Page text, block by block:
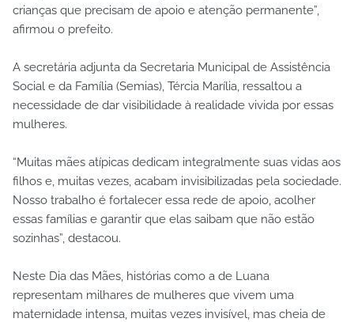
crianças que precisam de apoio e atenção permanente”,
afirmou o prefeito.
A secretária adjunta da Secretaria Municipal de Assistência
Social e da Família (Semias), Tércia Marília, ressaltou a
necessidade de dar visibilidade à realidade vivida por essas
mulheres.
“Muitas mães atípicas dedicam integralmente suas vidas aos
filhos e, muitas vezes, acabam invisibilizadas pela sociedade.
Nosso trabalho é fortalecer essa rede de apoio, acolher
essas famílias e garantir que elas saibam que não estão
sozinhas”, destacou.
Neste Dia das Mães, histórias como a de Luana
representam milhares de mulheres que vivem uma
maternidade intensa, muitas vezes invisível, mas cheia de